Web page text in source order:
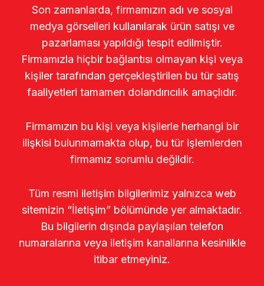
Son zamanlarda, firmamızın adı ve sosyal
medya görselleri kullanılarak ürün satışı ve
pazarlaması yapıldığı tespit edilmiştir.
Firmamızla hiçbir bağlantısı olmayan kişi veya
kişiler tarafından gerçekleştirilen bu tür satış
faaliyetleri tamamen dolandırıcılık amaçlıdır.
Firmamızın bu kişi veya kişilerle herhangi bir
ilişkisi bulunmamakta olup, bu tür işlemlerden
firmamız sorumlu değildir.
Tüm resmi iletişim bilgilerimiz yalnızca web
sitemizin “İletişim” bölümünde yer almaktadır.
Bu bilgilerin dışında paylaşılan telefon
numaralarına veya iletişim kanallarına kesinlikle
itibar etmeyiniz.